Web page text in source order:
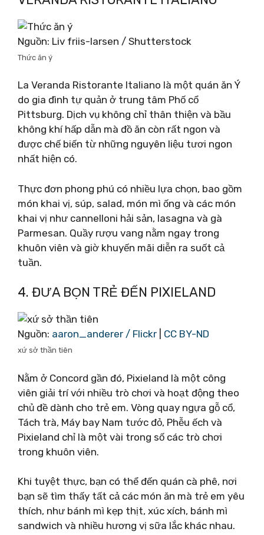
Nguồn: Liv friis-larsen / Shutterstock
Thức ăn ý
La Veranda Ristorante Italiano là một quán ăn Ý
do gia đình tự quản ở trung tâm Phố cổ
Pittsburg. Dịch vụ không chỉ thân thiện và bầu
không khí hấp dẫn mà đồ ăn còn rất ngon và
được chế biến từ những nguyên liệu tươi ngon
nhất hiện có.
Thực đơn phong phú có nhiều lựa chọn, bao gồm
món khai vị, súp, salad, món mì ống và các món
khai vị như cannelloni hải sản, lasagna và gà
Parmesan. Quầy rượu vang nằm ngay trong
khuôn viên và giờ khuyến mãi diễn ra suốt cả
tuần.
4. ĐƯA BỌN TRẺ ĐẾN PIXIELAND
Nguồn: aaron_anderer / Flickr CC BY-ND
xứ sở thần tiên
Nằm ở Concord gần đó, Pixieland là một công
viên giải trí với nhiều trò chơi và hoạt động theo
chủ đề dành cho trẻ em. Vòng quay ngựa gỗ cổ,
Tách trà, Máy bay Nam tước đỏ, Phễu ếch và
Pixieland chỉ là một vài trong số các trò chơi
trong khuôn viên.
Khi tuyệt thực, bạn có thể đến quán cà phê, nơi
bạn sẽ tìm thấy tất cả các món ăn mà trẻ em yêu
thích, như bánh mì kẹp thịt, xúc xích, bánh mì
sandwich và nhiều hương vị sữa lắc khác nhau.